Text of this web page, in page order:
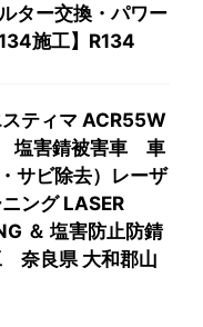
ター交換・パワー
施工】R134
スティマ ACR55W
塩害錆被害車 車
サビ除去）レーザ
ング LASER
＆ 塩害防止防錆
奈良県 大和郡山